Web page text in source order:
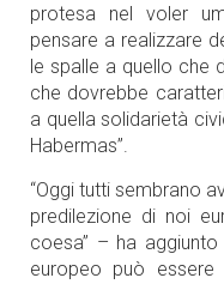
protesa nel voler
pensare a realizzare
le spalle a quello che
che dovrebbe
a quella solidarietà
Habermas”.
“Oggi tutti sembrano
predilezione di noi
coesa” – ha
europeo può essere